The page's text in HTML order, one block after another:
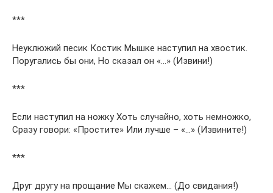
***
Неуклюжий песик Костик Мышке наступил на хвостик.
Поругались бы они, Но сказал он «…» (Извини!)
***
Если наступил на ножку Хоть случайно, хоть немножко,
Сразу говори: «Простите» Или лучше – «…» (Извините!)
***
Друг другу на прощание Мы скажем… (До свидания!)